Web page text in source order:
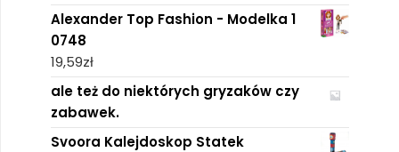
Alexander Top Fashion - Modelka 1
0748
19,59zł
ale też do niektórych gryzaków czy
zabawek.
Svoora Kalejdoskop Statek